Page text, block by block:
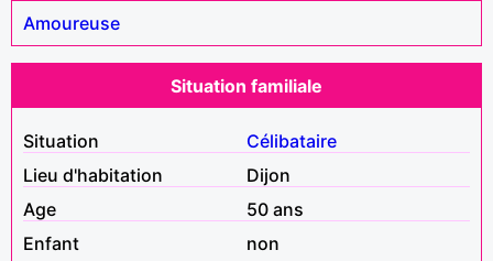
Amoureuse
Situation familiale
Situation
Célibataire
Lieu d'habitation
Dijon
Age
50 ans
Enfant
non